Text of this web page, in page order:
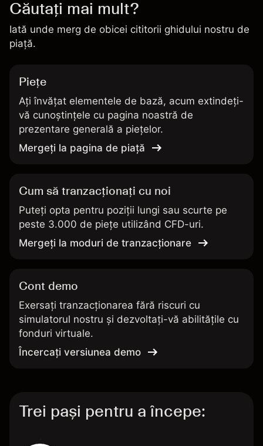
Căutați mai mult?
Iată unde merg de obicei cititorii ghidului nostru de
piață.
Pieţe
Ați învățat elementele de bază, acum extindeți-
vă cunoștințele cu pagina noastră de
prezentare generală a piețelor.
Mergeți la pagina de piață
Cum să tranzacționați cu noi
Puteți opta pentru poziții lungi sau scurte pe
peste 3.000 de piețe utilizând CFD-uri.
Mergeți la moduri de tranzacționare
Cont demo
Exersați tranzacționarea fără riscuri cu
simulatorul nostru și dezvoltați-vă abilitățile cu
fonduri virtuale.
Încercați versiunea demo
Trei pași pentru a începe: